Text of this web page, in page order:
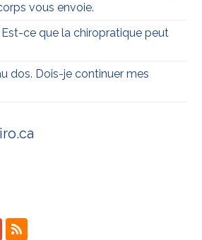
vous envoie.
Est-ce que la chiropratique peut
dos. Dois-je continuer mes
RSS